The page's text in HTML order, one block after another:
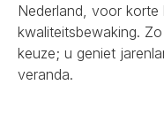
Nederland, voor korte
kwaliteitsbewaking.
keuze; u geniet
veranda.